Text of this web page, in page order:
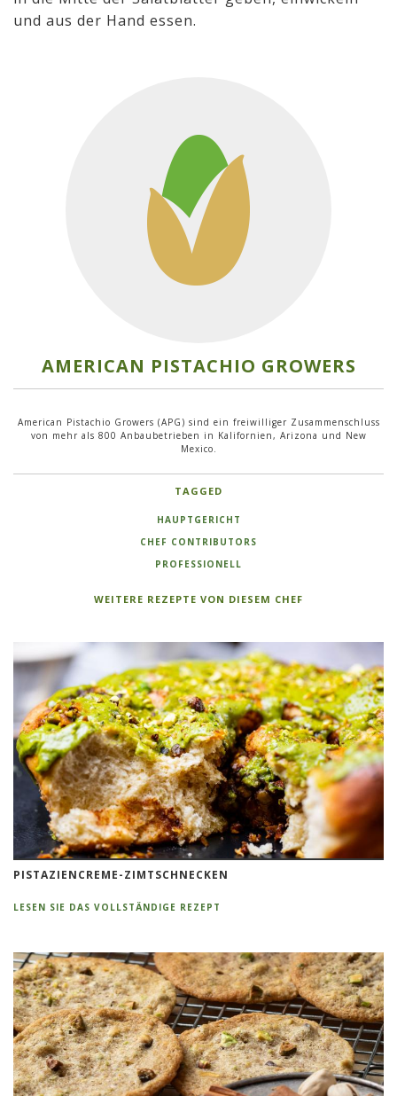
und aus der Hand essen.
AMERICAN PISTACHIO GROWERS
American Pistachio Growers (APG) sind ein freiwilliger Zusammenschluss
von mehr als 800 Anbaubetrieben in Kalifornien, Arizona und New
Mexico.
TAGGED
HAUPTGERICHT
CHEF CONTRIBUTORS
PROFESSIONELL
WEITERE REZEPTE VON DIESEM CHEF
PISTAZIENCREME-ZIMTSCHNECKEN
LESEN SIE DAS VOLLSTÄNDIGE REZEPT